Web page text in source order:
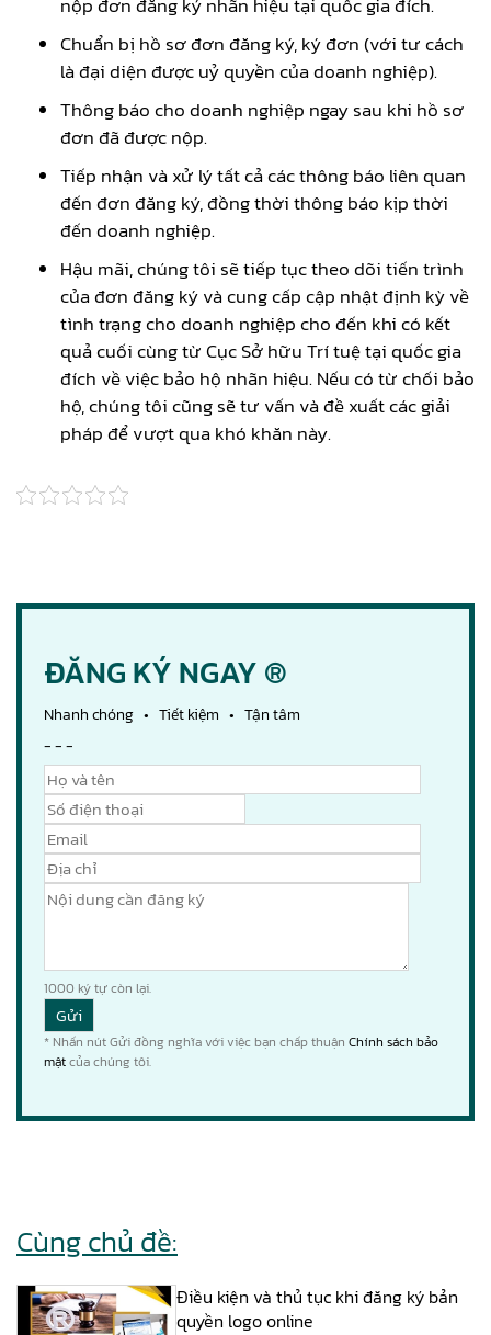
Chuẩn bị hồ sơ đơn đăng ký, ký đơn (với tư cách
là đại diện được uỷ quyền của doanh nghiệp).
Thông báo cho doanh nghiệp ngay sau khi hồ sơ
đơn đã được nộp.
Tiếp nhận và xử lý tất cả các thông báo liên quan
đến đơn đăng ký, đồng thời thông báo kịp thời
đến doanh nghiệp.
Hậu mãi, chúng tôi sẽ tiếp tục theo dõi tiến trình
của đơn đăng ký và cung cấp cập nhật định kỳ về
tình trạng cho doanh nghiệp cho đến khi có kết
quả cuối cùng từ Cục Sở hữu Trí tuệ tại quốc gia
đích về việc bảo hộ nhãn hiệu. Nếu có từ chối bảo
hộ, chúng tôi cũng sẽ tư vấn và đề xuất các giải
pháp để vượt qua khó khăn này.
ĐĂNG KÝ NGAY ®
Nhanh chóng • Tiết kiệm • Tận tâm
- - -
1000 ký tự còn lại.
* Nhấn nút Gửi đồng nghĩa với việc bạn chấp thuận Chính sách bảo
mậtcủa chúng tôi.
Cùng chủ đề:
Điều kiện và thủ tục khi đăng ký bản
quyền logo online